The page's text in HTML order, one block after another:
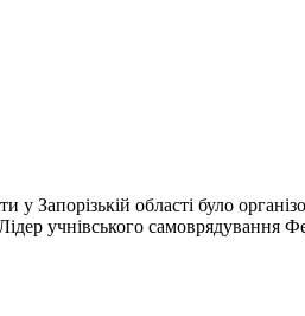
області було
учнівського самоврядування